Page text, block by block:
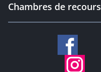
Chambres de recours